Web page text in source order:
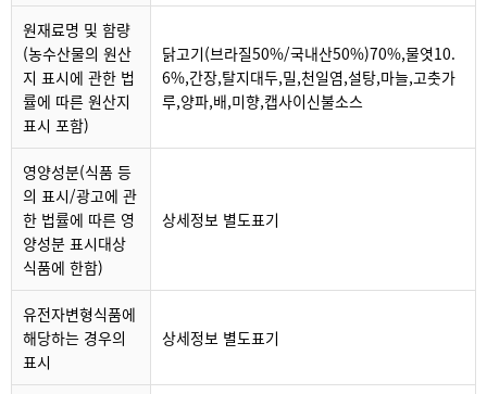
원재료명 및 함량
(농수산물의 원산
지 표시에 관한 법
률에 따른 원산지
표시 포함)
닭고기(브라질50%/국내산50%)70%,물엿10.
6%,간장,탈지대두,밀,천일염,설탕,마늘,고춧가
루,양파,배,미향,캡사이신불소스
영양성분(식품 등
의 표시/광고에 관
한 법률에 따른 영
양성분 표시대상
식품에 한함)
상세정보 별도표기
유전자변형식품에
해당하는 경우의
표시
상세정보 별도표기